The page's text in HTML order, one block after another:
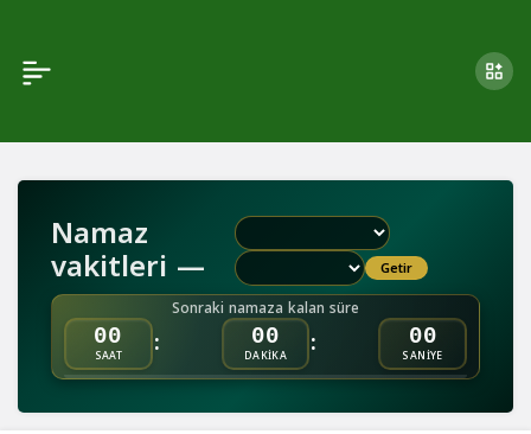
Namaz
vakitleri — Getir
Sonraki namaza kalan süre
00
SAAT : 00
DAKİKA : 00
SANİYE
Ailesinin Kaçış Anlarını